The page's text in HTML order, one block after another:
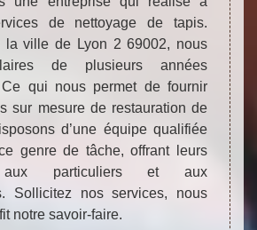
de nettoyage de tapis.
la ville de Lyon 2 69002, nous
de plusieurs années
Ce qui nous permet de fournir
sur mesure de restauration de
d’une équipe qualifiée
genre de tâche, offrant leurs
aux particuliers et aux
Sollicitez nos services, nous
notre savoir-faire.